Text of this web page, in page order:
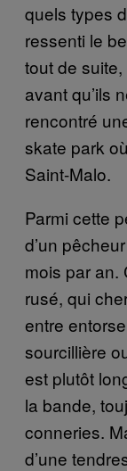
quels types
ressenti le
tout de
avant qu’ils
rencontré
skate park
Saint-Malo.
Parmi cette
d’un
mois par an.
rusé, qui
entre
sourcillière
est plutôt
la bande,
conneries.
d’une